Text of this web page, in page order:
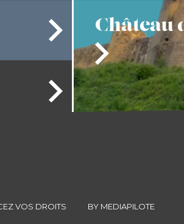
Château
VOS DROITS BY MEDIAPILOTE